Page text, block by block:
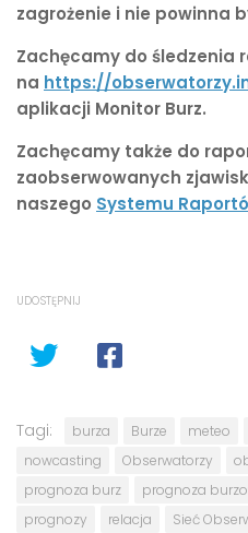
zagrożenie i nie powinna
Zachęcamy do śledzenia
na https://
aplikacji Monitor Burz.
Zachęcamy także do
zaobserwowanych
naszego Systemu
UDOSTĘPNIJ
Tagi: burza Burze meteo
nowcasting
Obserwatorzy
prognoza burz
prognoza
prognozy
relacja Sieć